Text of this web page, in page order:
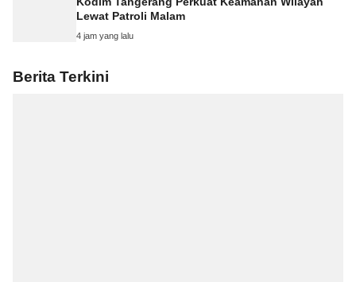
Lewat Patroli Malam
4 jam yang lalu
Berita Terkini